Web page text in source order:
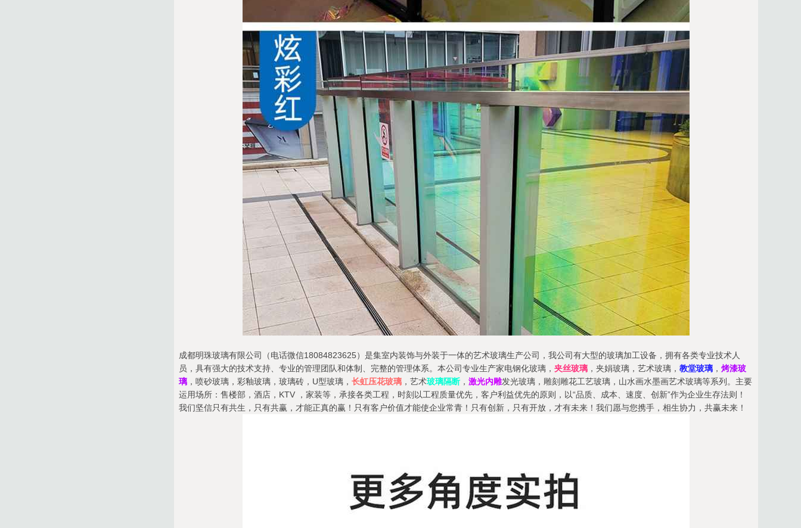
成都明珠玻璃有限公司（电话微信18084823625）是集室内装饰与外装于一体的艺术玻璃生产公司，我公司有大型的玻璃加工设备，拥有各类专业技术人
员，具有强大的技术支持、专业的管理团队和体制、完整的管理体系。本公司专业生产家电钢化玻璃， 夹丝玻璃 ，夹娟玻璃，艺术玻璃， 教堂玻璃 ， 烤漆玻
璃 ，喷砂玻璃，彩釉玻璃，玻璃砖，U型玻璃， 长虹压花玻璃 ，艺术玻璃隔断 ， 激光内雕发光玻璃，雕刻雕花工艺玻璃，山水画水墨画艺术玻璃等系列。主要
运用场所：售楼部，酒店，KTV ，家装等，承接各类工程，时刻以工程质量优先，客户利益优先的原则，以“品质、成本、速度、创新”作为企业生存法则！
我们坚信只有共生，只有共赢，才能正真的赢！只有客户价值才能使企业常青！只有创新，只有开放，才有未来！我们愿与您携手，相生协力，共赢未来！